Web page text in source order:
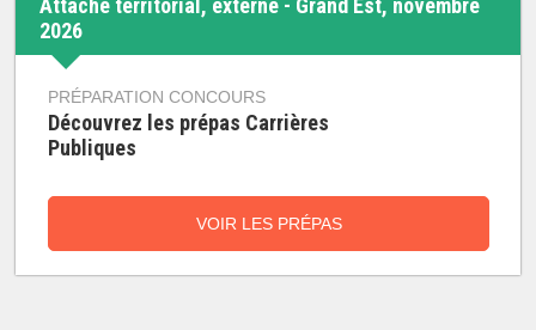
Attaché territorial, externe - Grand Est, novembre
2026
PRÉPARATION CONCOURS
Découvrez les prépas Carrières
Publiques
VOIR LES PRÉPAS